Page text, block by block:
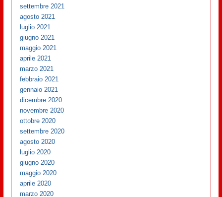
settembre 2021
agosto 2021
luglio 2021
giugno 2021
maggio 2021
aprile 2021
marzo 2021
febbraio 2021
gennaio 2021
dicembre 2020
novembre 2020
ottobre 2020
settembre 2020
agosto 2020
luglio 2020
giugno 2020
maggio 2020
aprile 2020
marzo 2020